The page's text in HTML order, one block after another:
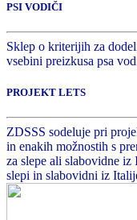
PSI VODIČI
Sklep o kriterijih za
vsebini preizkusa psa
PROJEKT LETS
ZDSSS sodeluje pri
in enakih možnostih s
za slepe ali slabovidne
slepi in slabovidni iz